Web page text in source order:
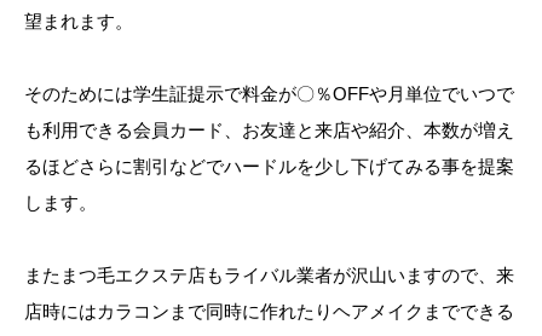
望まれます。
そのためには学生証提示で料金が〇％OFFや月単位でいつで
も利用できる会員カード、お友達と来店や紹介、本数が増え
るほどさらに割引などでハードルを少し下げてみる事を提案
します。
またまつ毛エクステ店もライバル業者が沢山いますので、来
店時にはカラコンまで同時に作れたりヘアメイクまでできる